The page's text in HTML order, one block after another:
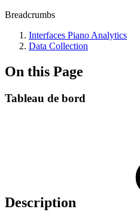
Breadcrumbs
Interfaces Piano Analytics
Data Collection
On this Page
Tableau de bord
Description